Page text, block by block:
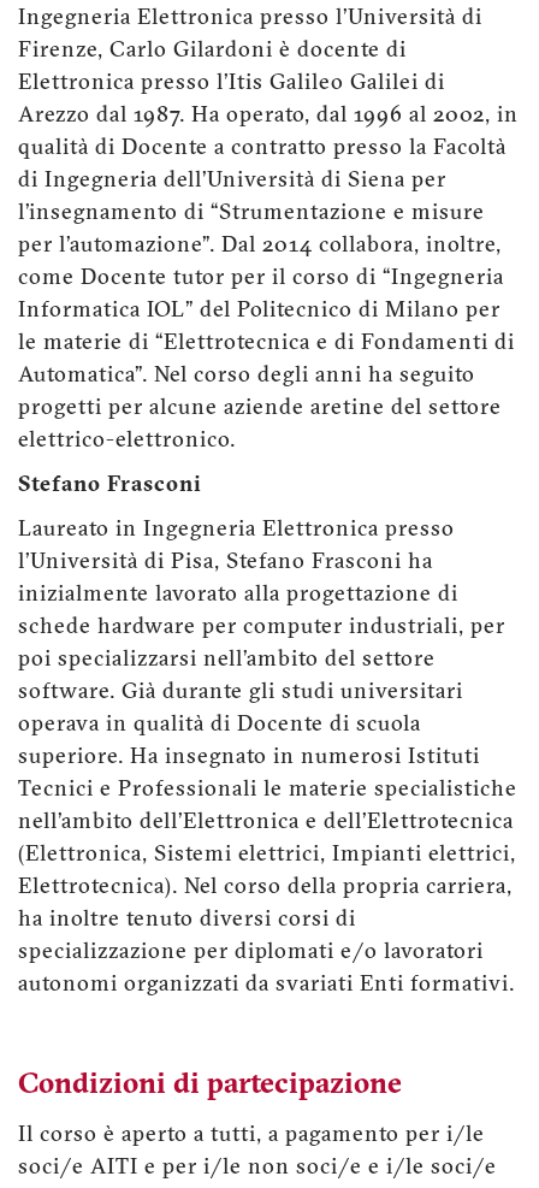
Ingegneria Elettronica presso l’Università di
Firenze, Carlo Gilardoni è docente di
Elettronica presso l’Itis Galileo Galilei di
Arezzo dal 1987. Ha operato, dal 1996 al 2002, in
qualità di Docente a contratto presso la Facoltà
di Ingegneria dell’Università di Siena per
l’insegnamento di “Strumentazione e misure
per l’automazione”. Dal 2014 collabora, inoltre,
come Docente tutor per il corso di “Ingegneria
Informatica IOL” del Politecnico di Milano per
le materie di “Elettrotecnica e di Fondamenti di
Automatica”. Nel corso degli anni ha seguito
progetti per alcune aziende aretine del settore
elettrico-elettronico.
Stefano Frasconi
Laureato in Ingegneria Elettronica presso
l’Università di Pisa, Stefano Frasconi ha
inizialmente lavorato alla progettazione di
schede hardware per computer industriali, per
poi specializzarsi nell’ambito del settore
software. Già durante gli studi universitari
operava in qualità di Docente di scuola
superiore. Ha insegnato in numerosi Istituti
Tecnici e Professionali le materie specialistiche
nell’ambito dell’Elettronica e dell’Elettrotecnica
(Elettronica, Sistemi elettrici, Impianti elettrici,
Elettrotecnica). Nel corso della propria carriera,
ha inoltre tenuto diversi corsi di
specializzazione per diplomati e/o lavoratori
autonomi organizzati da svariati Enti formativi.
Condizioni di partecipazione
Il corso è aperto a tutti, a pagamento per i/le
soci/e AITI e per i/le non soci/e e i/le soci/e